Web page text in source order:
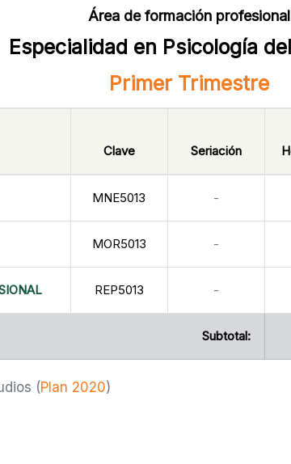
Área de formación profesional
Especialidad en Psicología
Primer Trimestre
Clave Seriación
MNE5013 -
MOR5013 -
REP5013 -
Subtotal:
(Plan 2020)